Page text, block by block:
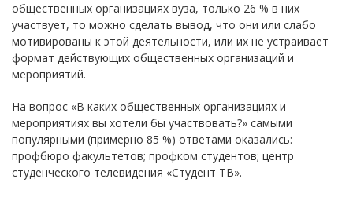
общественных организациях вуза, только 26 % в них
участвует, то можно сделать вывод, что они или слабо
мотивированы к этой деятельности, или их не устраивает
формат действующих общественных организаций и
мероприятий.
На вопрос «В каких общественных организациях и
мероприятиях вы хотели бы участвовать?» самыми
популярными (примерно 85 %) ответами оказались:
профбюро факультетов; профком студентов; центр
студенческого телевидения «Студент ТВ».